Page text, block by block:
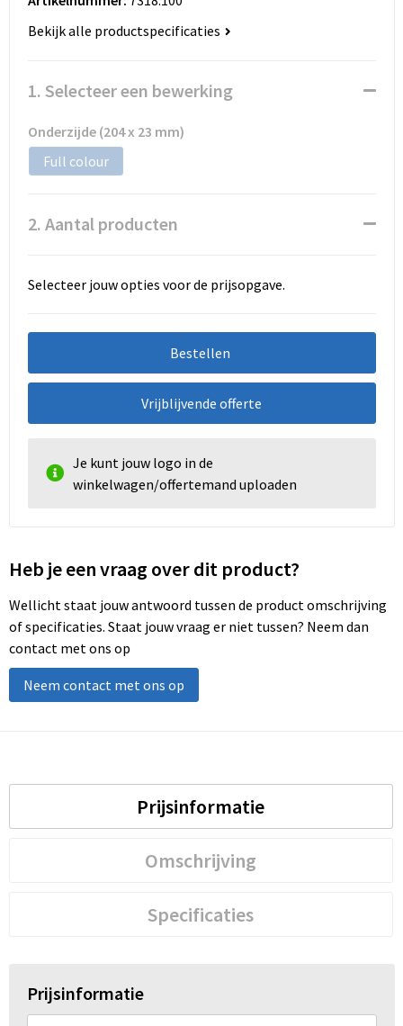
Bekijk alle productspecificaties
1. Selecteer een bewerking
Onderzijde (204 x 23 mm)
Full colour
2. Aantal producten
Selecteer jouw opties voor de prijsopgave.
Bestellen
Vrijblijvende offerte
Je kunt jouw logo in de
winkelwagen/offertemand uploaden
Heb je een vraag over dit product?
Wellicht staat jouw antwoord tussen de product omschrijving
of specificaties. Staat jouw vraag er niet tussen? Neem dan
contact met ons op
Neem contact met ons op
Prijsinformatie
Omschrijving
Specificaties
Prijsinformatie